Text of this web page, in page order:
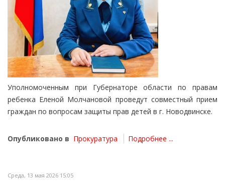
Уполномоченным при Губернаторе области по правам
ребенка Еленой Молчановой проведут совместный прием
граждан по вопросам защиты прав детей в г. Новодвинске.
Опубликовано в Прокуратура Подробнее ...
Среда, 13 мая 2026 15:05